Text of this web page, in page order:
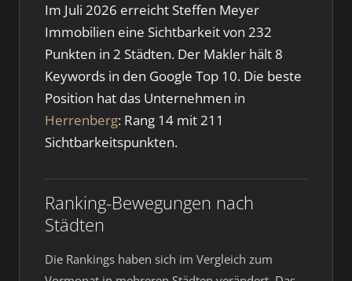
Im Juli 2026 erreicht Steffen Meyer
Immobilien eine Sichtbarkeit von 232
Punkten in 2 Städten. Der Makler hält 8
Keywords in den Google Top 10. Die beste
Position hat das Unternehmen in
Herrenberg: Rang 14 mit 211
Sichtbarkeitspunkten.
Ranking-Bewegungen nach
Städten
Die Rankings haben sich im Vergleich zum